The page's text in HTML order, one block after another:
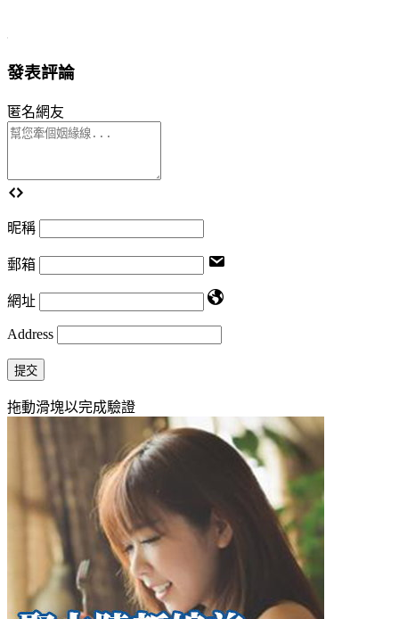
發表評論
匿名網友
昵稱
郵箱
網址
Address
提交
拖動滑塊以完成驗證